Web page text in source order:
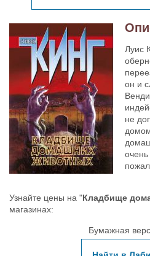
Луис
он и
не
Узнайте цены на "Кладбище
магазинах:
Бумажная